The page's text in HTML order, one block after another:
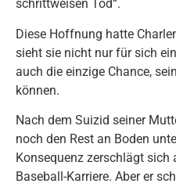
schrittweisen Tod“.
Diese Hoffnung hatte
sieht sie nicht nur für sich
auch die einzige Chance,
können.
Nach dem Suizid seiner
noch den Rest an Boden
Konsequenz zerschlägt
Baseball-Karriere. Aber er